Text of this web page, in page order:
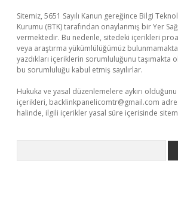
Sitemiz, 5651 Sayılı Kanun gereğince Bilgi
Kurumu (BTK) tarafından onaylanmış bir Yer
vermektedir. Bu nedenle, sitedeki içerikleri
veya araştırma yükümlülüğümüz
yazdıkları içeriklerin sorumluluğunu taşımakta
bu sorumluluğu kabul etmiş sayılırlar.
Hukuka ve yasal düzenlemelere aykırı
içerikleri, backlinkpanelicomtr@gmail.com
halinde, ilgili içerikler yasal süre içerisinde